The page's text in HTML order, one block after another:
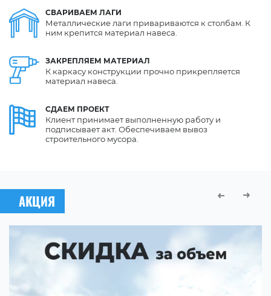
СВАРИВАЕМ ЛАГИ
ЗАКРЕПЛЯЕМ МАТЕРИАЛ
СДАЕМ ПРОЕКТ
Металлические лаги привариваются к столбам. К
ним крепится материал навеса.
К каркасу конструкции прочно прикрепляется
материал навеса.
Клиент принимает выполненную работу и
подписывает акт. Обеспечиваем вывоз
строительного мусора.
АКЦИЯ